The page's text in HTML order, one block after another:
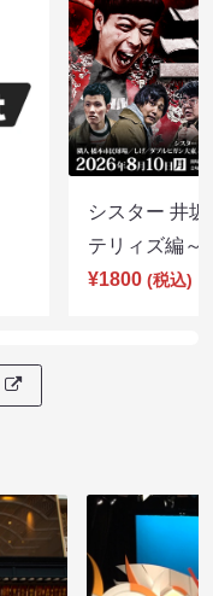
シスター 井
テリィズ編
¥1800 (税込)